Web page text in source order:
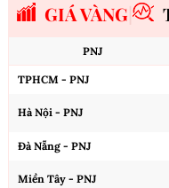
GIÁ VÀNG
PNJ
TPHCM - PNJ
Hà Nội - PNJ
Đà Nẵng - PNJ
Miền Tây - PNJ